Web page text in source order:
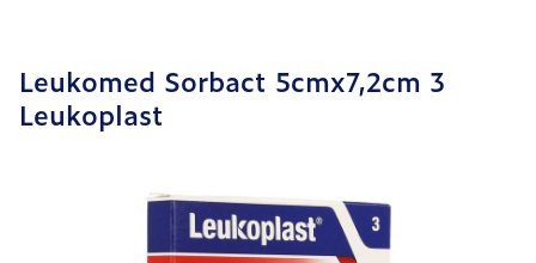
Leukomed Sorbact 5cmx7,2cm 3
Leukoplast